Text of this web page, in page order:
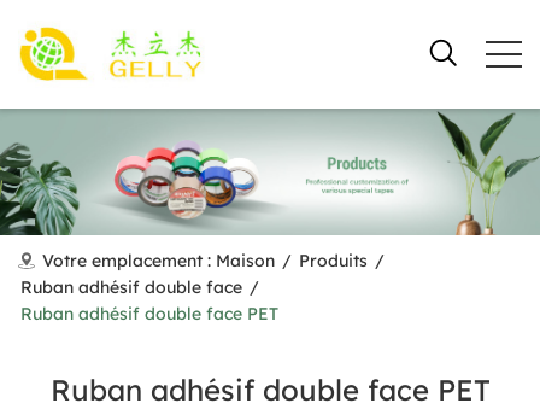
Votre emplacement : Maison / Produits /
Ruban adhésif double face /
Ruban adhésif double face PET
Ruban adhésif double face PET